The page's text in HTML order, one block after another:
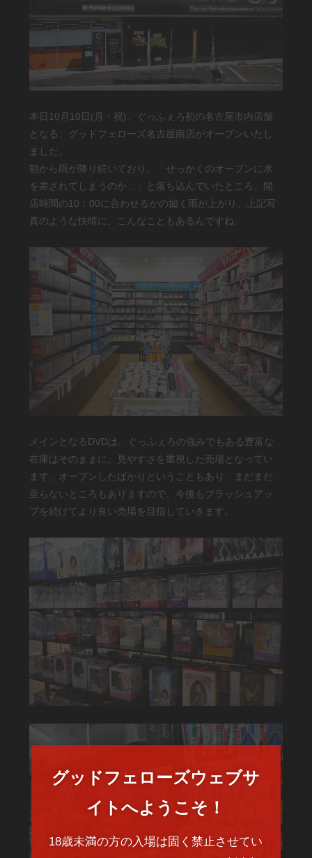
本日10月10日(月・祝)、ぐっふぇろ初の名古屋市内店舗
となる、グッドフェローズ名古屋南店がオープンいたし
ました。
朝から雨が降り続いており、「せっかくのオープンに水
を差されてしまうのか…」と落ち込んでいたところ、開
店時間の10：00に合わせるかの如く雨が上がり、上記写
真のような快晴に。こんなこともあるんですね。
メインとなるDVDは、ぐっふぇろの強みでもある豊富な
在庫はそのままに、見やすさを重視した売場となってい
ます。オープンしたばかりということもあり、まだまだ
至らないところもありますので、今後もブラッシュアッ
プを続けてより良い売場を目指していきます。
グッドフェローズウェブサ
イトへようこそ！
18歳未満の方の入場は固く禁止させてい